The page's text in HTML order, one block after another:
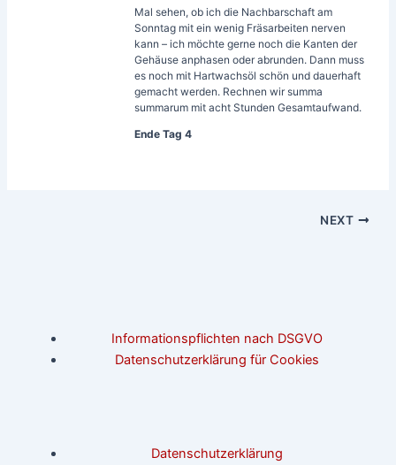
Mal sehen, ob ich die Nachbarschaft am
Sonntag mit ein wenig Fräsarbeiten nerven
kann – ich möchte gerne noch die Kanten der
Gehäuse anphasen oder abrunden. Dann muss
es noch mit Hartwachsöl schön und dauerhaft
gemacht werden. Rechnen wir summa
summarum mit acht Stunden Gesamtaufwand.
Ende Tag 4
NEXT
Informationspflichten nach DSGVO
Datenschutzerklärung für Cookies
Datenschutzerklärung